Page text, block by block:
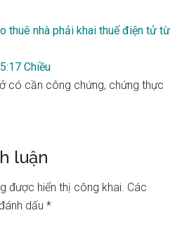
thuê nhà phải khai thuế điện tử từ
Chiều
có cần công chứng, chứng thực
luận
được hiển thị công khai. Các
dấu*